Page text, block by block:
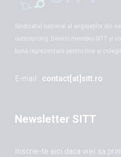
Sindicatul național al angajaților din
outsourcing. Devino membru SITT și
bună reprezentare pentru tine și
E-mail : contact[at]sitt.ro
Newsletter SITT
Inscrie-te aici daca vrei sa